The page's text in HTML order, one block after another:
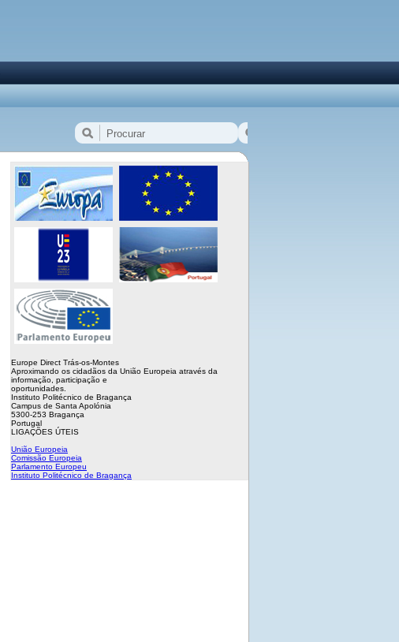
Europe Direct Trás-os-Montes
Aproximando os cidadãos da União Europeia através da
informação, participação e
oportunidades.
Instituto Politécnico de Bragança
Campus de Santa Apolónia
5300-253 Bragança
Portugal
LIGAÇÕES ÚTEIS
União Europeia
Comissão Europeia
Parlamento Europeu
Instituto Politécnico de Bragança